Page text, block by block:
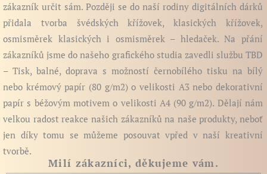
zákazník určit sám. Později se do naší rodiny digitálních dárků
přidala tvorba švédských křížovek, klasických křížovek,
osmisměrek klasických i osmisměrek – hledaček. Na přání
zákazníků jsme do našeho grafického studia zavedli službu TBD
– Tisk, balné, doprava s možností černobílého tisku na bílý
nebo krémový papír (80 g/m2) o velikosti A3 nebo dekorativní
papír s béžovým motivem o velikosti A4 (90 g/m2). Dělají nám
velkou radost reakce našich zákazníků na naše produkty, neboť
jen díky tomu se můžeme posouvat vpřed v naší kreativní
tvorbě.
Milí zákazníci, děkujeme vám.